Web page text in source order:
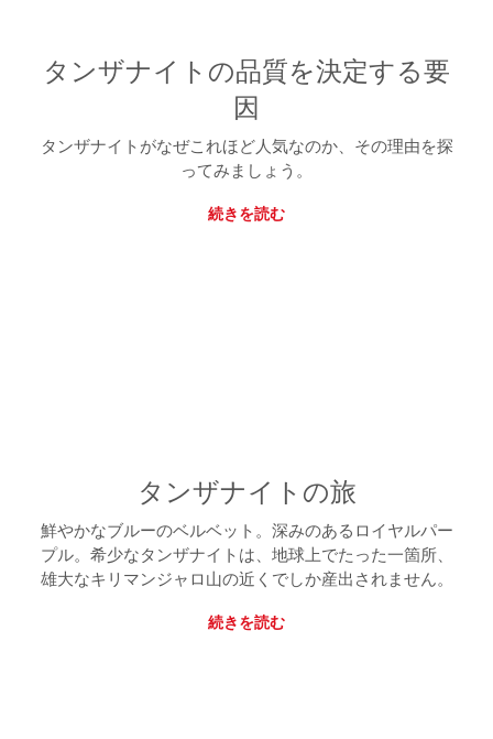
タンザナイトの品質を決定する要
因
タンザナイトがなぜこれほど人気なのか、その理由を探
ってみましょう。
続きを読む
タンザナイトの旅
鮮やかなブルーのベルベット。深みのあるロイヤルパー
プル。希少なタンザナイトは、地球上でたった一箇所、
雄大なキリマンジャロ山の近くでしか産出されません。
続きを読む